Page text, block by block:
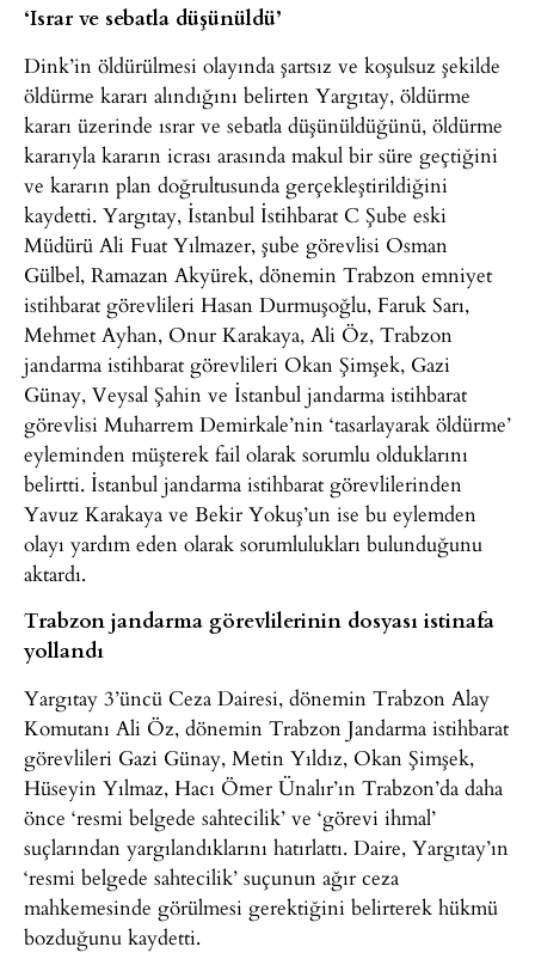
‘Israr ve sebatla düşünüldü’
Dink’in öldürülmesi olayında şartsız ve koşulsuz şekilde
öldürme kararı alındığını belirten Yargıtay, öldürme
kararı üzerinde ısrar ve sebatla düşünüldüğünü, öldürme
kararıyla kararın icrası arasında makul bir süre geçtiğini
ve kararın plan doğrultusunda gerçekleştirildiğini
kaydetti. Yargıtay, İstanbul İstihbarat C Şube eski
Müdürü Ali Fuat Yılmazer, şube görevlisi Osman
Gülbel, Ramazan Akyürek, dönemin Trabzon emniyet
istihbarat görevlileri Hasan Durmuşoğlu, Faruk Sarı,
Mehmet Ayhan, Onur Karakaya, Ali Öz, Trabzon
jandarma istihbarat görevlileri Okan Şimşek, Gazi
Günay, Veysal Şahin ve İstanbul jandarma istihbarat
görevlisi Muharrem Demirkale’nin ‘tasarlayarak öldürme’
eyleminden müşterek fail olarak sorumlu olduklarını
belirtti. İstanbul jandarma istihbarat görevlilerinden
Yavuz Karakaya ve Bekir Yokuş’un ise bu eylemden
olayı yardım eden olarak sorumlulukları bulunduğunu
aktardı.
Trabzon jandarma görevlilerinin dosyası istinafa
yollandı
Yargıtay 3’üncü Ceza Dairesi, dönemin Trabzon Alay
Komutanı Ali Öz, dönemin Trabzon Jandarma istihbarat
görevlileri Gazi Günay, Metin Yıldız, Okan Şimşek,
Hüseyin Yılmaz, Hacı Ömer Ünalır’ın Trabzon’da daha
önce ‘resmi belgede sahtecilik’ ve ‘görevi ihmal’
suçlarından yargılandıklarını hatırlattı. Daire, Yargıtay’ın
‘resmi belgede sahtecilik’ suçunun ağır ceza
mahkemesinde görülmesi gerektiğini belirterek hükmü
bozduğunu kaydetti.